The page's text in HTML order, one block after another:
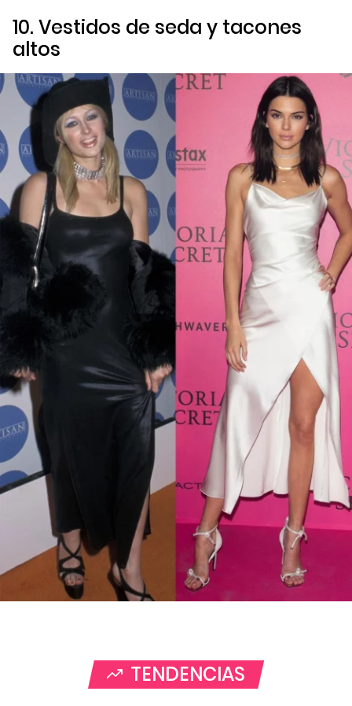
10. Vestidos de seda y tacones
altos
TENDENCIAS